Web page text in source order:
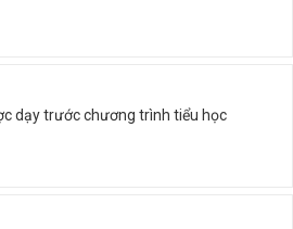
dạy trước chương trình tiểu học